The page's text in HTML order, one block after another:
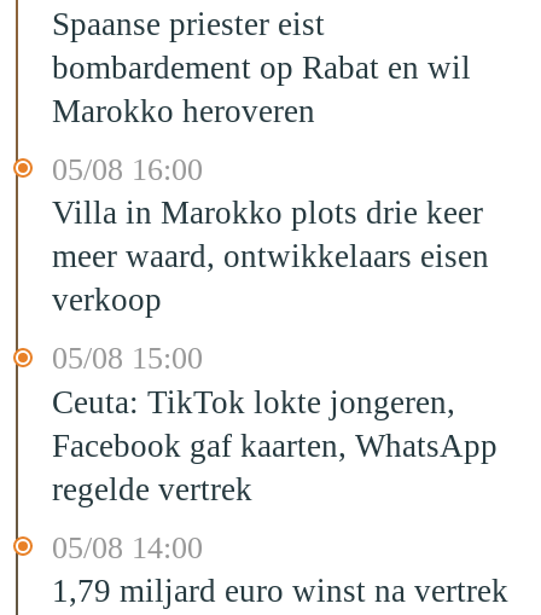
Spaanse priester eist
bombardement op Rabat en wil
Marokko heroveren
05/08 16:00
Villa in Marokko plots drie keer
meer waard, ontwikkelaars eisen
verkoop
05/08 15:00
Ceuta: TikTok lokte jongeren,
Facebook gaf kaarten, WhatsApp
regelde vertrek
05/08 14:00
1,79 miljard euro winst na vertrek